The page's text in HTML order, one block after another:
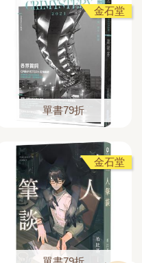
金石堂
單書79折
金石堂